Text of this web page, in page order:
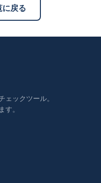
に戻る
ェックツール。
す。